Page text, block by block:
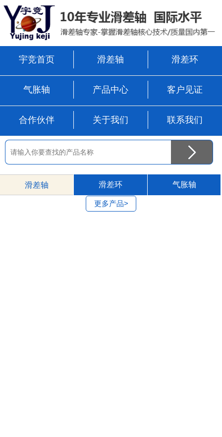
宇竞首页 滑差轴 滑差环
气胀轴 产品中心 客户见证
合作伙伴 关于我们 联系我们
滑差轴 滑差环 气胀轴
更多产品>